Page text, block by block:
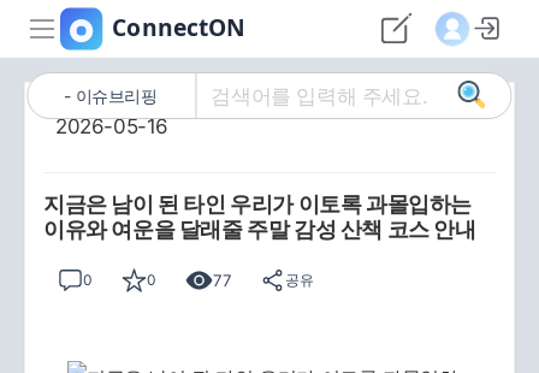
이슈브리핑
2026-05-16
지금은 남이 된 타인 우리가 이토록 과몰입하는
이유와 여운을 달래줄 주말 감성 산책 코스 안내
0 0 77 공유